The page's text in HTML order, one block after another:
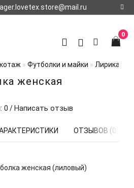
0
Футболки и майки Лирика
женская
0 /Написать отзыв
ОТЗЫВОВ (0)